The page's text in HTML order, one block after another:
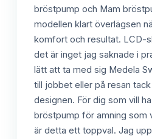
bröstpump och Mam
modellen klart överlägsen
komfort och resultat. LCD-
det är inget jag saknade i
lätt att ta med sig Medela
till jobbet eller på resan
designen. För dig som vill
bröstpump för amning som
är detta ett toppval. Jag